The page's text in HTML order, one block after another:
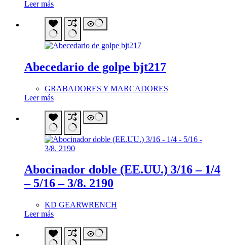
Leer más
Abecedario de golpe bjt217
GRABADORES Y MARCADORES
Leer más
Abocinador doble (EE.UU.) 3/16 – 1/4
– 5/16 – 3/8. 2190
KD GEARWRENCH
Leer más